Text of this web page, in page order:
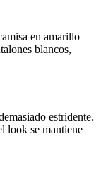
en amarillo
blancos,
estridente.
look se mantiene